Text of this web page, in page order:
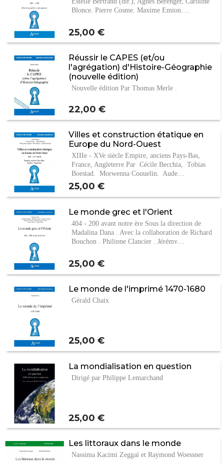
Blonce, Pierre Cosme, Maxime Emion,…
Prix
25,00 €
Réussir le CAPES (et/ou
l'agrégation) d'Histoire-Géographie
(nouvelle édition)
Nouvelle édition Par Thomas Merle .
Prix
22,00 €
Villes et construction étatique en
Europe du Nord-Ouest
XIIIe - XVe siècle Empire, anciens Pays-Bas,
France, Angleterre Par Cécile Becchia, Tobias
Boestad, Morwenna Coquelin, Aude…
Prix
25,00 €
Le monde grec et l'Orient
404 - 200 avant notre ère Sous la direction de
Madalina Dana . Avec la collaboration de Richard
Bouchon , Philippe Clancier , Jérémy…
Prix
25,00 €
Le monde de l'imprimé 1470-1680
Gérald Chaix
Prix
25,00 €
La mondialisation en question
Dirigé par Philippe Lemarchand
Prix
25,00 €
Les littoraux dans le monde
Nassima Kacimi Zeggaï et Raymond Woessner